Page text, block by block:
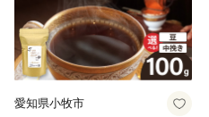
愛知県小牧市